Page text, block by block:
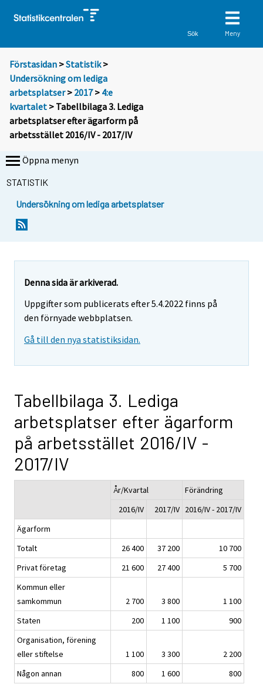
Sök Meny
Förstasidan >Statistik >
Undersökning om lediga
arbetsplatser> 2017> 4:e
kvartalet > Tabellbilaga 3. Lediga
arbetsplatser efter ägarform på
arbetsstället 2016/IV - 2017/IV
Öppna menyn
STATISTIK
Undersökning om lediga arbetsplatser
Denna sida är arkiverad.
Uppgifter som publicerats efter 5.4.2022 finns på
den förnyade webbplatsen.
Gå till den nya statistiksidan.
Tabellbilaga 3. Lediga
arbetsplatser efter ägarform
på arbetsstället 2016/IV -
2017/IV
År/Kvartal
Förändring
2016/IV
2017/IV 2016/IV - 2017/IV
Ägarform
Totalt
26 400 37 200
10 700
Privat företag
21 600 27 400
5 700
Kommun eller
samkommun
2 700 3 800
1 100
Staten
200 1 100
900
Organisation, förening
eller stiftelse
1 100 3 300
2 200
Någon annan
800 1 600 800